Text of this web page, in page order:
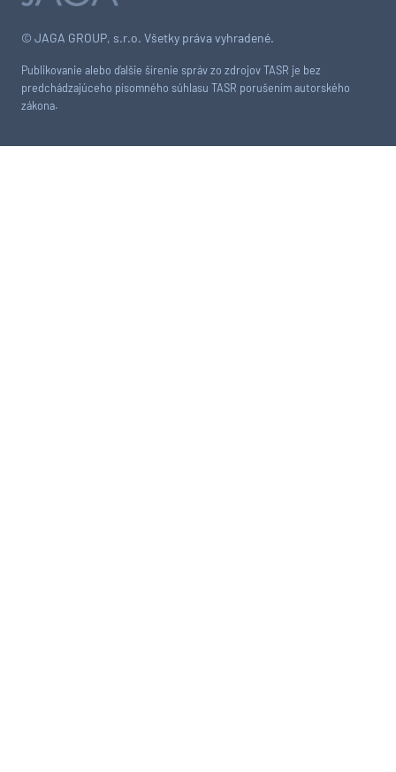
© JAGA GROUP, s.r.o. Všetky práva vyhradené.
Publikovanie alebo ďalšie šírenie správ zo zdrojov TASR je bez
predchádzajúceho písomného súhlasu TASR porušením autorského
zákona.